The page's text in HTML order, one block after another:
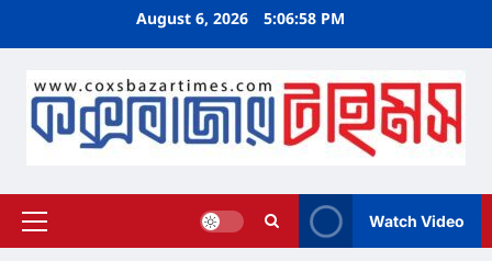
August 6, 2026 5:06:59 PM
Primary
Watch Video